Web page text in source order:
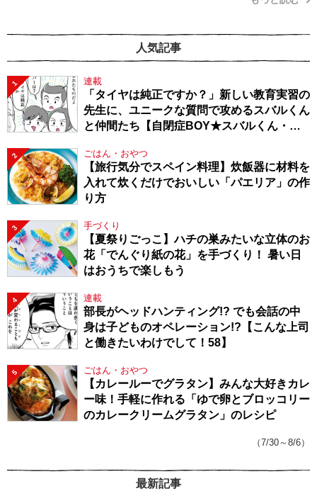
人気記事
1 連載
「タイヤは純正ですか？」新しい教育実習の
先生に、ユニークな質問で攻めるスバルくん
と仲間たち【自閉症BOY★スバルくん・
2 ごはん・おやつ
【旅行気分でスペイン料理】炊飯器に材料を
入れて炊くだけでおいしい「パエリア」の作
り方
3 手づくり
【夏祭りごっこ】ハチの巣みたいな立体のお
花「でんぐり紙の花」を手づくり！ 暑い日
はおうちで楽しもう
4 連載
部長がヘッドハンティング!? でも会話の中
身は子どものオペレーション!?【こんな上司
と働きたいわけでして！58】
5 ごはん・おやつ
【カレールーでグラタン】みんな大好きカレ
ー味！手軽に作れる「ゆで卵とブロッコリー
のカレークリームグラタン」のレシピ
（7/30～8/6）
最新記事